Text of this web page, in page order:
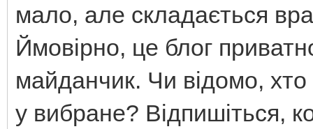
мало, але складається
Ймовірно, це блог
майданчик. Чи відомо,
у вибране? Відпишіться,